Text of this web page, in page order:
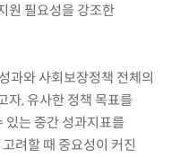
원 필요성을 강조한
과와 사회보장정책 전체의
자, 유사한 정책 목표를
있는 중간 성과지표를
려할 때 중요성이 커진